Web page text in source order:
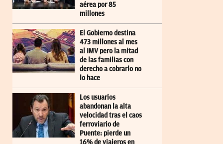
aérea por 85
millones
El Gobierno destina
473 millones al mes
al IMV pero la mitad
de las familias con
derecho a cobrarlo no
lo hace
Los usuarios
abandonan la alta
velocidad tras el caos
ferroviario de
Puente: pierde un
16% de viajeros en